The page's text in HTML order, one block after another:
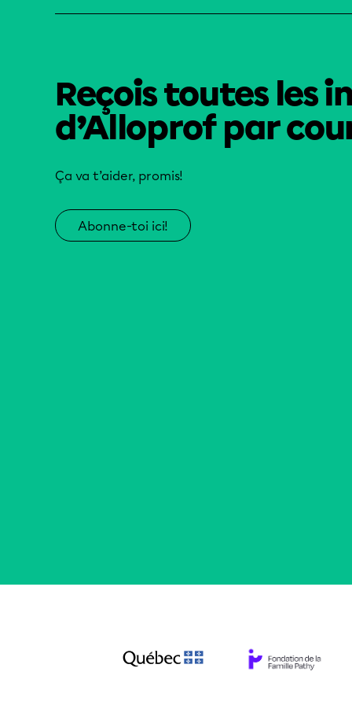
Reçois toutes les
d’Alloprof par
Ça va t’aider, promis!
Abonne-toi ici!